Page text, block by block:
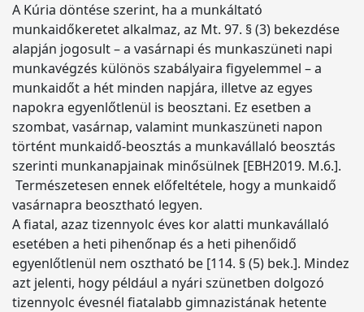
A Kúria döntése szerint, ha a munkáltató
munkaidőkeretet alkalmaz, az Mt. 97. § (3) bekezdése
alapján jogosult – a vasárnapi és munkaszüneti napi
munkavégzés különös szabályaira figyelemmel – a
munkaidőt a hét minden napjára, illetve az egyes
napokra egyenlőtlenül is beosztani. Ez esetben a
szombat, vasárnap, valamint munkaszüneti napon
történt munkaidő-beosztás a munkavállaló beosztás
szerinti munkanapjainak minősülnek [EBH2019. M.6.].
Természetesen ennek előfeltétele, hogy a munkaidő
vasárnapra beosztható legyen.
A fiatal, azaz tizennyolc éves kor alatti munkavállaló
esetében a heti pihenőnap és a heti pihenőidő
egyenlőtlenül nem osztható be [114. § (5) bek.]. Mindez
azt jelenti, hogy például a nyári szünetben dolgozó
tizennyolc évesnél fiatalabb gimnazistának hetente